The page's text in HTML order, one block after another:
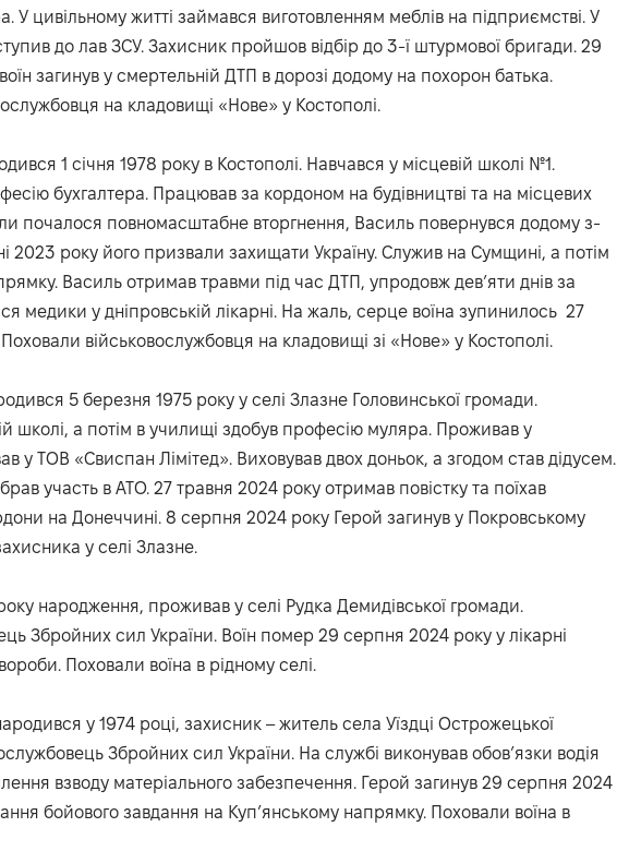
У цивільному житті займався виготовленням меблів на підприємстві. У
до лав ЗСУ. Захисник пройшов відбір до 3-ї штурмової бригади. 29
загинув у смертельній ДТП в дорозі додому на похорон батька.
на кладовищі «Нове» у Костополі.
1 січня 1978 року в Костополі. Навчався у місцевій школі №1.
бухгалтера. Працював за кордоном на будівництві та на місцевих
почалося повномасштабне вторгнення, Василь повернувся додому з-
2023 року його призвали захищати Україну. Служив на Сумщині, а потім
Василь отримав травми під час ДТП, упродовж дев’яти днів за
медики у дніпровській лікарні. На жаль, серце воїна зупинилось 27
військовослужбовця на кладовищі зі «Нове» у Костополі.
5 березня 1975 року у селі Злазне Головинської громади.
школі, а потім в училищі здобув професію муляра. Проживав у
у ТОВ «Свиспан Лімітед». Виховував двох доньок, а згодом став дідусем.
участь в АТО. 27 травня 2024 року отримав повістку та поїхав
на Донеччині. 8 серпня 2024 року Герой загинув у Покровському
у селі Злазне.
народження, проживав у селі Рудка Демидівської громади.
Збройних сил України. Воїн помер 29 серпня 2024 року у лікарні
Поховали воїна в рідному селі.
у 1974 році, захисник – житель села Уїздці Острожецької
Збройних сил України. На службі виконував обовʼязки водія
взводу матеріального забезпечення. Герой загинув 29 серпня 2024
бойового завдання на Куп’янському напрямку. Поховали воїна в